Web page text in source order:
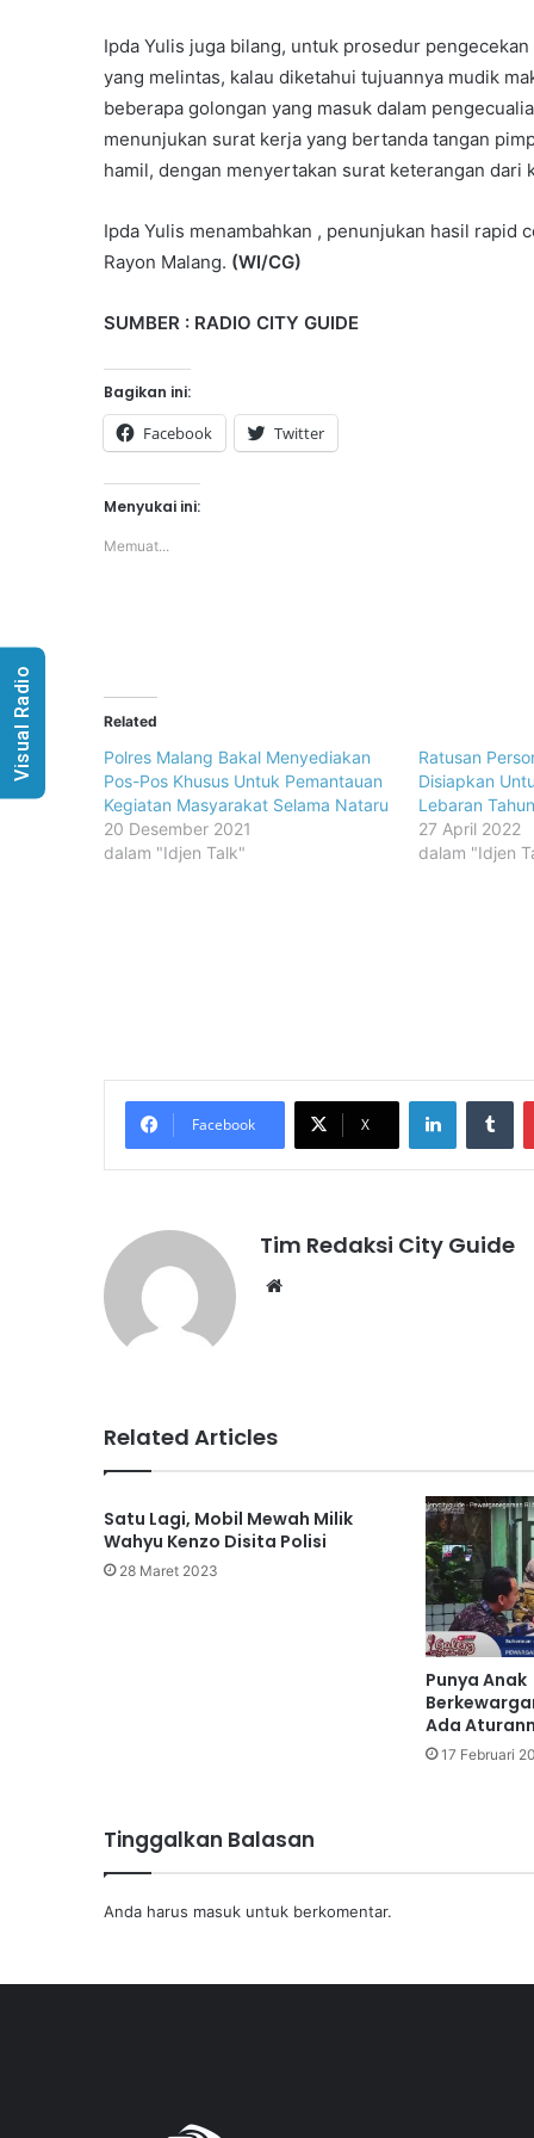
Ipda Yulis juga bilang, untuk prosedur
yang melintas, kalau diketahui tujuannya mudik
beberapa golongan yang masuk dalam
menunjukan surat kerja yang bertanda tangan
hamil, dengan menyertakan surat keterangan dari
Ipda Yulis menambahkan , penunjukan hasil
Rayon Malang. (WI/CG)
SUMBER : RADIO CITY GUIDE
Bagikan ini:
Facebook Twitter
Menyukai ini:
Memuat...
Related
Polres Malang Bakal Menyediakan
Pos-Pos Khusus Untuk Pemantauan
Kegiatan Masyarakat Selama Nataru
20 Desember 2021
dalam "Idjen Talk"
Ratusan
Disiapkan
Lebaran
27 April 2022
dalam "Idjen
Facebook X
LinkedIn
Tim Redaksi City Guide
Related Articles
Satu Lagi, Mobil Mewah Milik
Wahyu Kenzo Disita Polisi
28 Maret 2023
Punya Anak
Ada
17 Februari
Tinggalkan Balasan
Anda harus masuk untuk berkomentar.
Visual Radio